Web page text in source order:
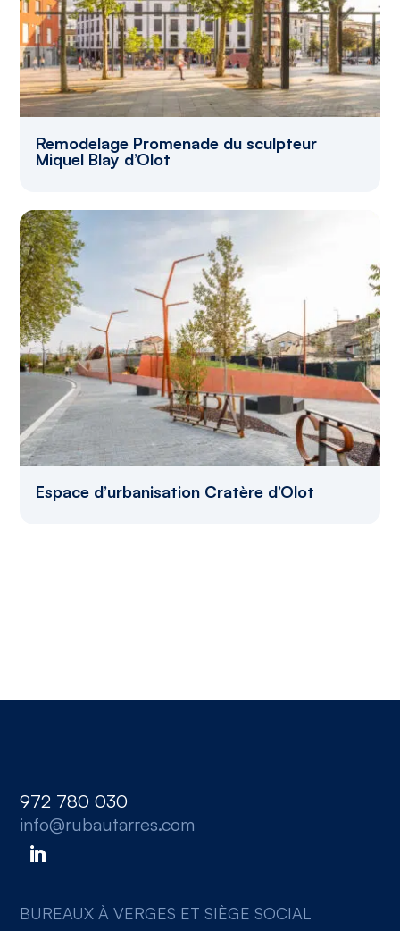
Remodelage Promenade du sculpteur
Miquel Blay d’Olot
Espace d’urbanisation Cratère d’Olot
972 780 030
info@rubautarres.com
BUREAUX À VERGES ET SIÈGE SOCIAL